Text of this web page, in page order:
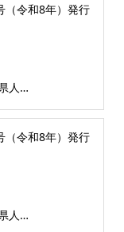
（令和8年）発行
東京富山県人会連合会
（令和8年）発行
東京富山県人会連合会